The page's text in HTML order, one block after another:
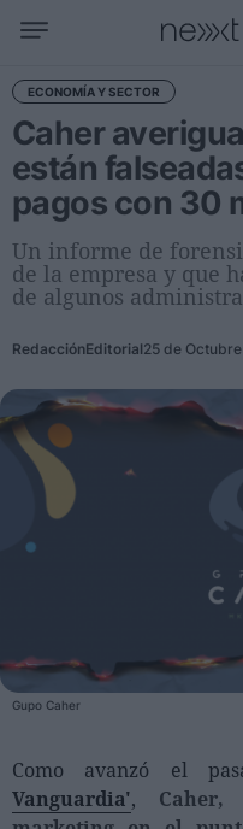
Negocio
Editorial
Actualidad
Economía y sector
Nombramientos
Entrevistas a directivos
Innovación
Ciencia y tecnología
Digitalización
Lanzamientos
Proveedores
Estética
ECONOMÍA Y SECTOR
Caher
están
pagos con 30
Un informe de
de la empresa y que
de algunos
RedacciónEditorial25 de
Gupo Caher
Como avanzó el
Vanguardia', Caher,